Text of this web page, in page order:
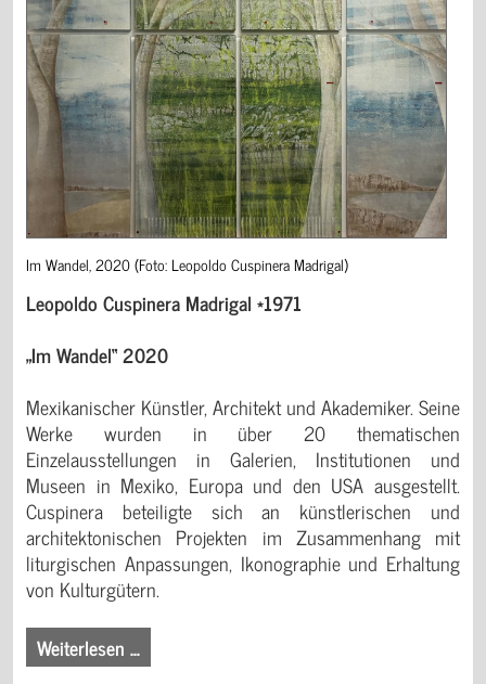
Im Wandel, 2020 (Foto: Leopoldo Cuspinera Madrigal)
Leopoldo Cuspinera Madrigal *1971
„Im Wandel“ 2020
Mexikanischer Künstler, Architekt und Akademiker. Seine
Werke wurden in über 20 thematischen
Einzelausstellungen in Galerien, Institutionen und
Museen in Mexiko, Europa und den USA ausgestellt.
Cuspinera beteiligte sich an künstlerischen und
architektonischen Projekten im Zusammenhang mit
liturgischen Anpassungen, Ikonographie und Erhaltung
von Kulturgütern.
Weiterlesen …